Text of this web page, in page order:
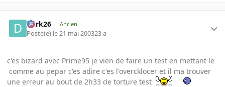
Dark26 Ancien
Posté(e) le 21 mai 200323 a
c'es bizard avec Prime95 je vien de faire un test en mettant le
comme au pepar c'es adire c'es l'overcklocer et il ma trouver
une erreur au bout de 2h33 de torture test